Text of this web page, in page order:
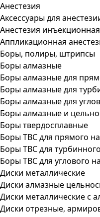
Анестезия
Аксессуары для
Анестезия инъекционная
Аппликационная
Боры, полиры, штрипсы
Боры алмазные
Боры алмазные для
Боры алмазные для
Боры алмазные для
Боры алмазные и
Боры твердосплавные
Боры ТВС для прямого
Боры ТВС для
Боры ТВС для углового
Диски металлические
Диски алмазные
Диски металлические с
Диски отрезные,